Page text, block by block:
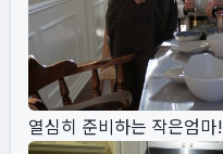
열심히 준비하는 작은엄마!